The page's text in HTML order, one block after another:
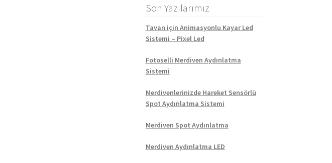
Son Yazılarımız
Tavan için Animasyonlu Kayar Led
Sistemi – Pixel Led
Fotoselli Merdiven Aydınlatma
Sistemi
Merdivenlerinizde Hareket Sensörlü
Spot Aydınlatma Sistemi
Merdiven Spot Aydınlatma
Merdiven Aydınlatma LED